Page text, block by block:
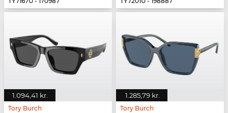
1.094,41 kr.
Tory Burch
1.285,79 kr.
Tory Burch